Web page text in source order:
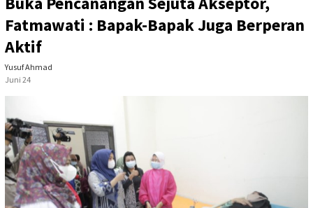
Fatmawati : Bapak-Bapak Juga Berperan
Aktif
Yusuf Ahmad
Juni 24